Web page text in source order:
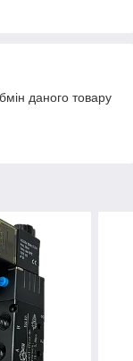
даного товару